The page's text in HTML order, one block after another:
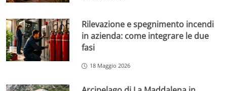
Rilevazione e spegnimento incendi
in azienda: come integrare le due
fasi
18 Maggio 2026